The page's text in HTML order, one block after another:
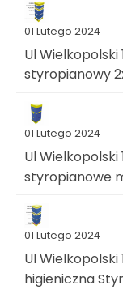
01 Lutego 2024
Ul
styropianowy
01 Lutego 2024
Ul
styropianowe
01 Lutego 2024
Ul
higieniczna